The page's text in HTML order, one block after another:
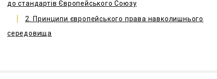
до стандартів Європейського Союзу
2. Принципи європейського права навколишнього
середовища